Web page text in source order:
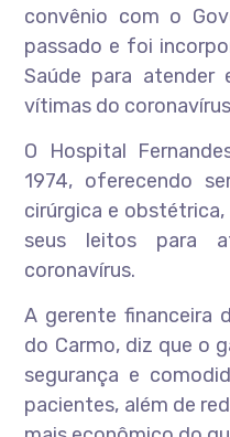
convênio com o
passado e foi
Saúde para atender
vítimas do
O Hospital
1974, oferecendo
cirúrgica e
seus leitos para
coronavírus.
A gerente financeira
do Carmo, diz que o
segurança e
pacientes, além de